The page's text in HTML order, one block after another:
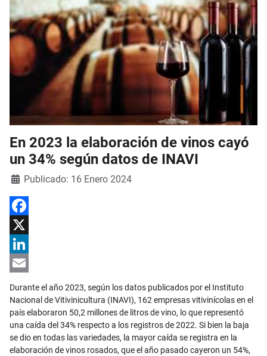
En 2023 la elaboración de vinos cayó
un 34% según datos de INAVI
Detalles
Publicado: 16 Enero 2024
Facebook
X
LinkedIn
Durante el año 2023, según los datos publicados por el Instituto
Nacional de Vitivinicultura (INAVI), 162 empresas vitivinícolas en el
país elaboraron 50,2 millones de litros de vino, lo que representó
una caída del 34% respecto a los registros de 2022. Si bien la baja
se dio en todas las variedades, la mayor caída se registra en la
elaboración de vinos rosados, que el año pasado cayeron un 54%,